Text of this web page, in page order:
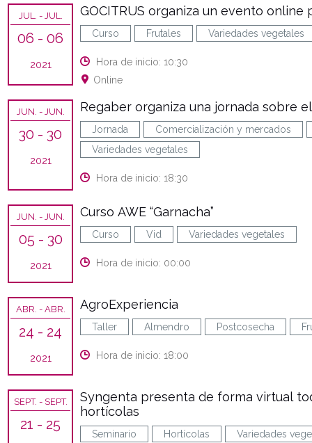
JUL. - JUL.
06 - 06
2021
GOCITRUS organiza un evento
Curso Frutales Variedades vegetales
Hora de inicio: 10:30
Online
JUN. - JUN.
30 - 30
2021
Regaber organiza una jornada sobre
Jornada
Comercialización y mercados
Variedades vegetales
Hora de inicio: 18:30
JUN. - JUN.
05 - 30
2021
Curso AWE “Garnacha”
Curso Vid Variedades vegetales
Hora de inicio: 00:00
ABR. - ABR.
24 - 24
2021
AgroExperiencia
Taller Almendro Postcosecha
Hora de inicio: 18:00
SEPT. - SEPT.
21 - 25
Syngenta presenta de forma virtual
hortícolas
Seminario Hortícolas Variedades